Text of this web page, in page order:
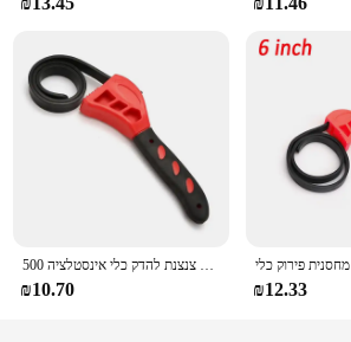
500 מ "מ לא להחליק שמן אוניברסלי ספאנר צינור ברגים רצועת גומי רצועת ברגים עטיפות צנצנת להדק כלי אינסטלציה
₪10.70 ₪12.33